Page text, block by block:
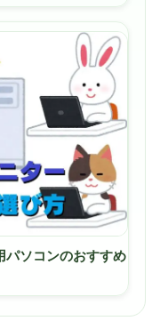
パソコンのおすすめ